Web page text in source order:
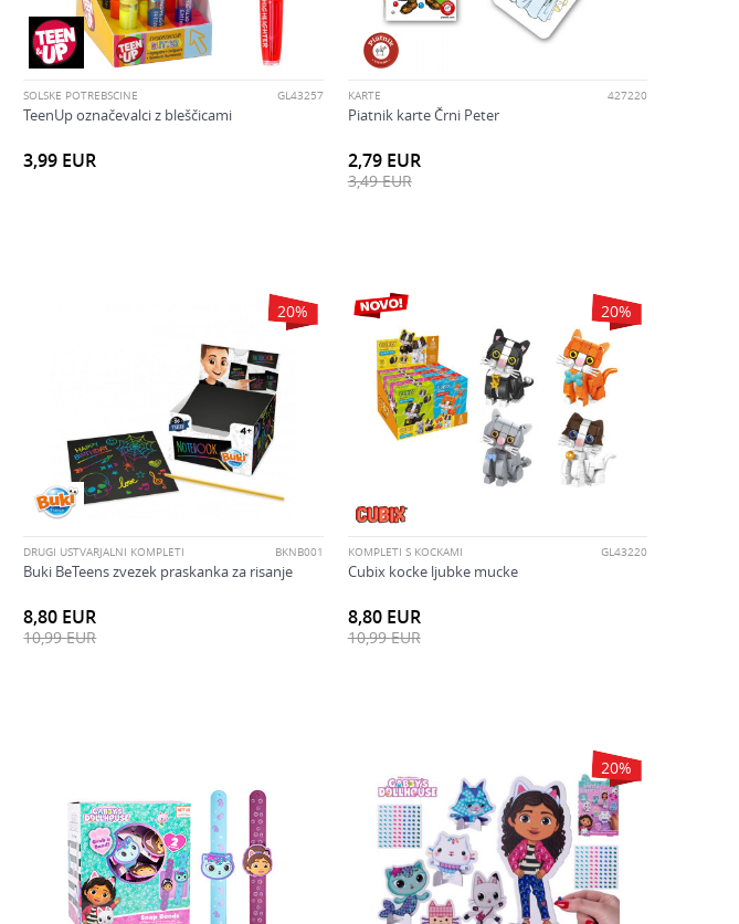
ŠOLSKE POTREBŠČINE GL43257
TeenUp označevalci z bleščicami
3,99 EUR
KARTE 427220
Piatnik karte Črni Peter
2,79 EUR
3,49EUR
20%
DRUGI USTVARJALNI KOMPLETI BKNB001
Buki BeTeens zvezek praskanka za risanje
8,80 EUR
10,99EUR
20%
KOMPLETI S KOCKAMI GL43220
Cubix kocke ljubke mucke
8,80 EUR
10,99EUR
20%